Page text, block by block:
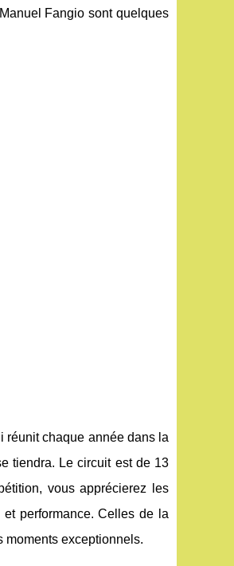
Fangio sont quelques
réunit chaque année dans la
tiendra. Le circuit est de 13
vous apprécierez les
performance. Celles de la
moments exceptionnels.